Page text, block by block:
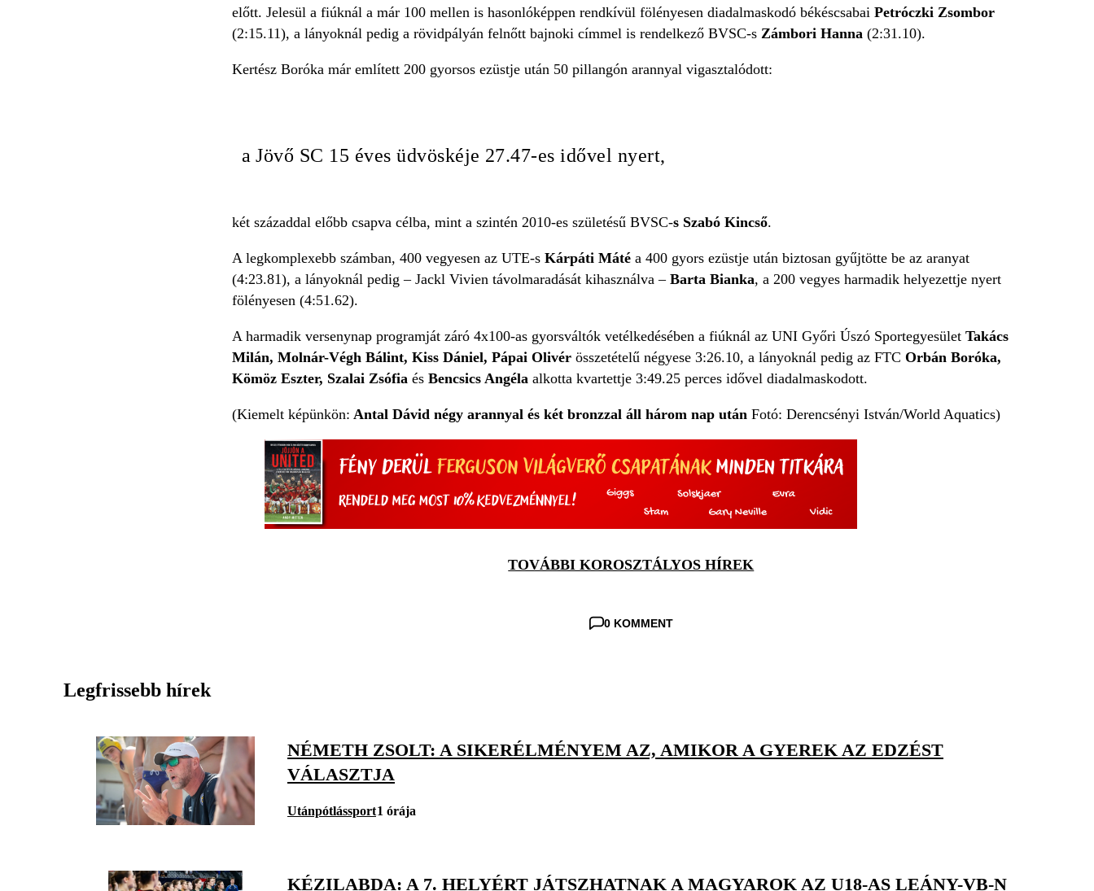
előtt. Jelesül a fiúknál a már 100 mellen is hasonlóképpen rendkívül fölényesen diadalmaskodó békéscsabai Petróczki Zsombor
(2:15.11), a lányoknál pedig a rövidpályán felnőtt bajnoki címmel is rendelkező BVSC-s Zámbori Hanna (2:31.10).
Kertész Boróka már említett 200 gyorsos ezüstje után 50 pillangón arannyal vigasztalódott:
a Jövő SC 15 éves üdvöskéje 27.47-es idővel nyert,
két századdal előbb csapva célba, mint a szintén 2010-es születésű BVSC-s Szabó Kincső.
A legkomplexebb számban, 400 vegyesen az UTE-s Kárpáti Mátéa 400 gyors ezüstje után biztosan gyűjtötte be az aranyat
(4:23.81), a lányoknál pedig – Jackl Vivien távolmaradását kihasználva – Barta Bianka, a 200 vegyes harmadik helyezettje nyert
fölényesen (4:51.62).
A harmadik versenynap programját záró 4x100-as gyorsváltók vetélkedésében a fiúknál az UNI Győri Úszó Sportegyesület Takács
Milán, Molnár-Végh Bálint, Kiss Dániel, Pápai Olivérösszetételű négyese 3:26.10, a lányoknál pedig az FTC Orbán Boróka,
Kömöz Eszter, Szalai Zsófia ésBencsics Angéla alkotta kvartettje 3:49.25 perces idővel diadalmaskodott.
(Kiemelt képünkön: Antal Dávid négy arannyal és két bronzzal áll három nap után Fotó: Derencsényi István/World Aquatics)
TOVÁBBI KOROSZTÁLYOS HÍREK
0 KOMMENT
Legfrissebb hírek
NÉMETH ZSOLT: A SIKERÉLMÉNYEM AZ, AMIKOR A GYEREK AZ EDZÉST
VÁLASZTJA
Utánpótlássport1 órája
KÉZILABDA: A 7. HELYÉRT JÁTSZHATNAK A MAGYAROK AZ U18-AS LEÁNY-VB-N